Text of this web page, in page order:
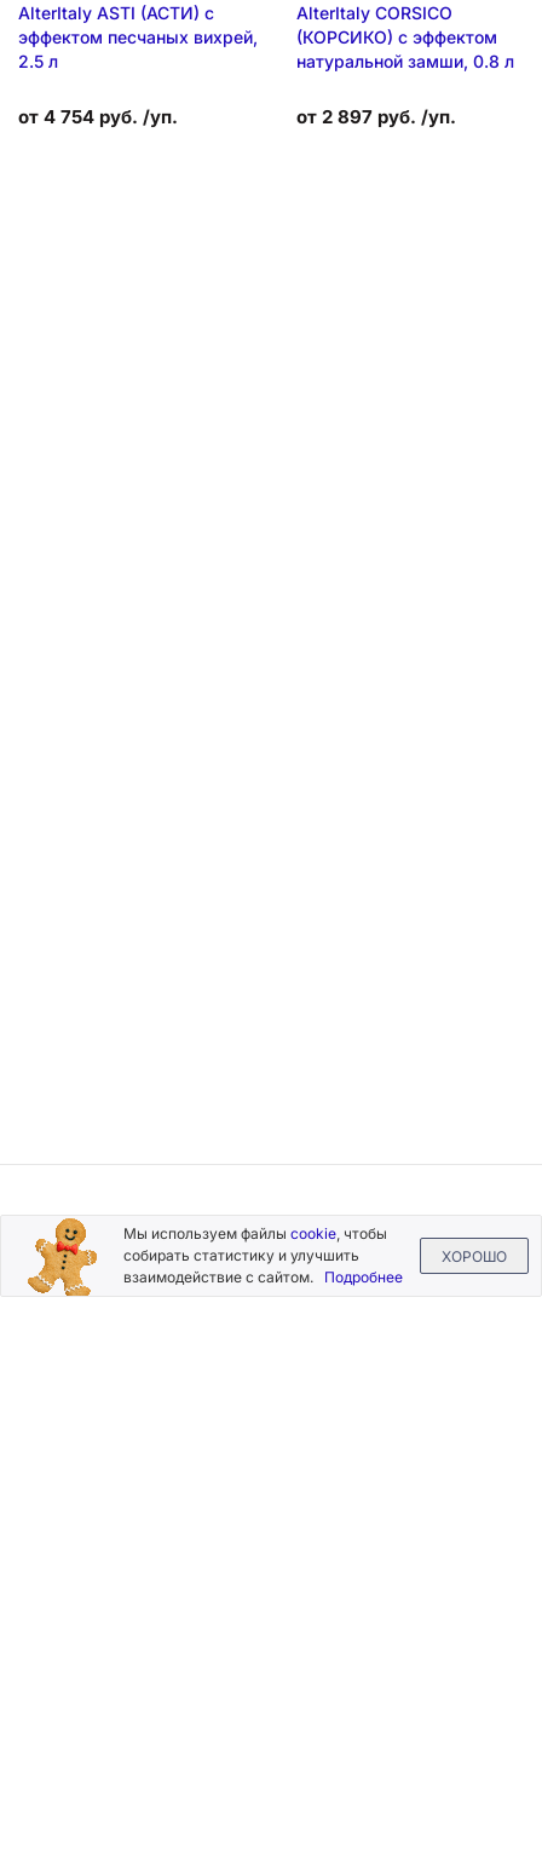
AlterItaly ASTI (АСТИ) с
эффектом песчаных вихрей,
2.5 л
от 4 754 руб. /уп.
AlterItaly CORSICO
(КОРСИКО) с эффектом
натуральной замши, 0.8 л
от 2 897 руб. /уп.
Подписывайтесь
на новости и акции
Мы используем файлы cookie, чтобы
собирать статистику и улучшить
взаимодействие с сайтом. Подробнее
ХОРОШО